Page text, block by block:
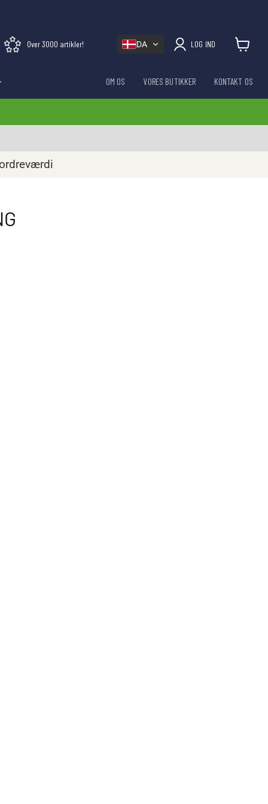
Over 3000 artikler! DA LOG IND
OM OS VORES BUTIKKER KONTAKT OS